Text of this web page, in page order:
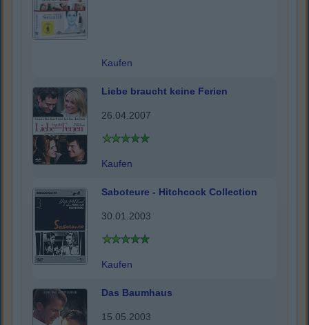
Kaufen
Liebe braucht keine Ferien
26.04.2007
Kaufen
Saboteure - Hitchcock Collection
30.01.2003
Kaufen
Das Baumhaus
15.05.2003